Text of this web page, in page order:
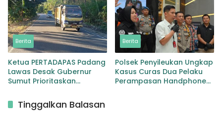
Berita
Ketua PERTADAPAS Padang
Lawas Desak Gubernur
Sumut Prioritaskan
Sibuhuan–Gunungtua
Berita
Polsek Penyileukan Ungkap
Kasus Curas Dua Pelaku
Perampasan Handphone
Tinggalkan Balasan